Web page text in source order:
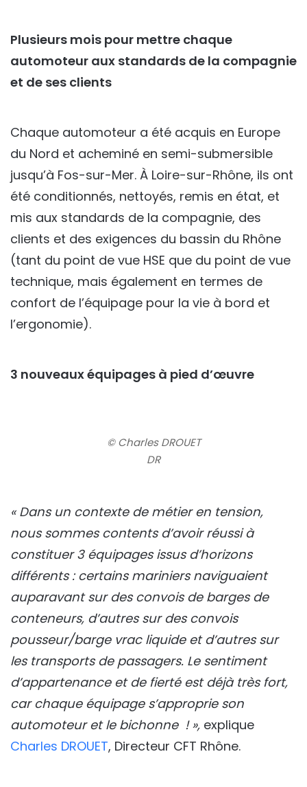
Plusieurs mois pour mettre chaque
automoteur aux standards de la compagnie
et de ses clients
Chaque automoteur a été acquis en Europe
du Nord et acheminé en semi-submersible
jusqu’à Fos-sur-Mer. À Loire-sur-Rhône, ils ont
été conditionnés, nettoyés, remis en état, et
mis aux standards de la compagnie, des
clients et des exigences du bassin du Rhône
(tant du point de vue HSE que du point de vue
technique, mais également en termes de
confort de l’équipage pour la vie à bord et
l’ergonomie).
3 nouveaux équipages à pied d’œuvre
© Charles DROUET
DR
« Dans un contexte de métier en tension,
nous sommes contents d’avoir réussi à
constituer 3 équipages issus d’horizons
différents : certains mariniers naviguaient
auparavant sur des convois de barges de
conteneurs, d’autres sur des convois
pousseur/barge vrac liquide et d’autres sur
les transports de passagers. Le sentiment
d’appartenance et de fierté est déjà très fort,
car chaque équipage s’approprie son
automoteur et le bichonne ! », explique
Charles DROUET, Directeur CFT Rhône.